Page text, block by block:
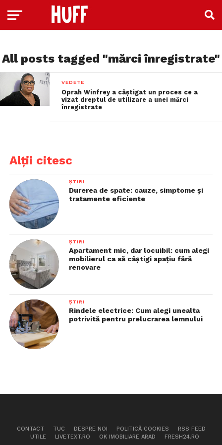
All posts tagged "mărci înregistrate"
VEDETE
Oprah Winfrey a câştigat un proces ce a
vizat dreptul de utilizare a unei mărci
înregistrate
Alții citesc
ȘTIRI
Durerea de spate: cauze, simptome și
tratamente eficiente
ȘTIRI
Apartament mic, dar locuibil: cum alegi
mobilierul ca să câștigi spațiu fără
renovare
ȘTIRI
Rindele electrice: Cum alegi unealta
potrivită pentru prelucrarea lemnului
CONTACT TUC DESPRE NOI POLITICĂ COOKIES
RSS FEED
UTILE
LIVETEXT.RO OK IMOBILIARE ARAD FRESH24.RO